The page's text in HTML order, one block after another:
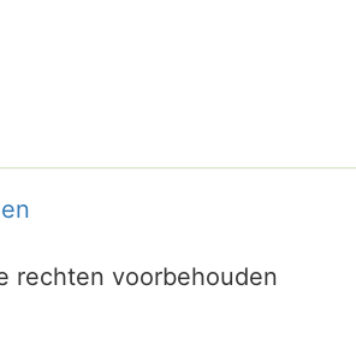
rechten voorbehouden